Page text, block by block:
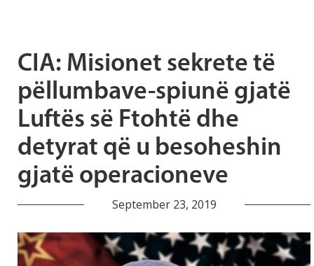
CIA: Misionet sekrete të
pëllumbave-spiunë gjatë
Luftës së Ftohtë dhe
detyrat që u besoheshin
gjatë operacioneve
September 23, 2019